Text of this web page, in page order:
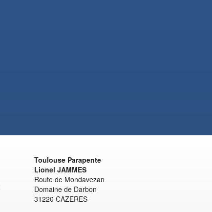
Toulouse Parapente
Lionel JAMMES
Route de Mondavezan
Domaine de Darbon
31220 CAZERES